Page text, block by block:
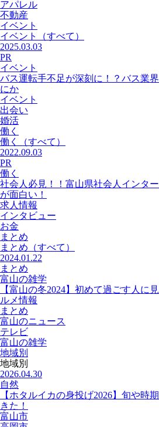
アパレル
不動産
イベント
イベント
（すべて）
2025.03.03
PR
イベント
バス運転手不足が深刻に！？バス業
にか
イベント
出会い
婚活
働く
働く
（すべて）
2022.09.03
PR
働く
社会人必見！！富山県社会人インタ
が面白い！
求人情報
インタビュー
お金
まとめ
まとめ （すべて）
2024.01.22
まとめ
富山の雑学
【富山の冬2024】初めて過ごす人に
ルメ情報
まとめ
富山のニュース
テレビ
富山の雑学
地域別
地域別
2026.04.30
自然
【ホタルイカの身投げ2026】旬や時
きた！
富山市